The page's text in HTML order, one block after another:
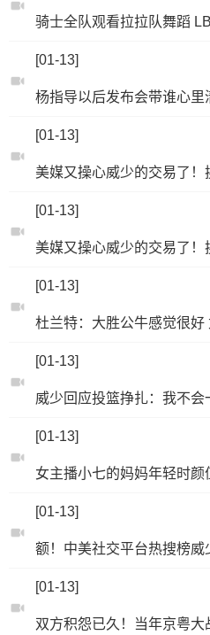
骑士全队观看拉拉队舞蹈
[01-13]
杨指导以后发布会带谁心里
[01-13]
美媒又操心威少的交易了
[01-13]
美媒又操心威少的交易了
[01-13]
杜兰特：大胜公牛感觉很
[01-13]
威少回应投篮挣扎：我不
[01-13]
女主播小七的妈妈年轻时
[01-13]
额！中美社交平台热搜榜
[01-13]
双方积怨已久！当年京粤